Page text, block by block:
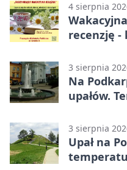
4 sierpnia
recenzję -
3 sierpnia
Na
upałów.
3 sierpnia
Upał na